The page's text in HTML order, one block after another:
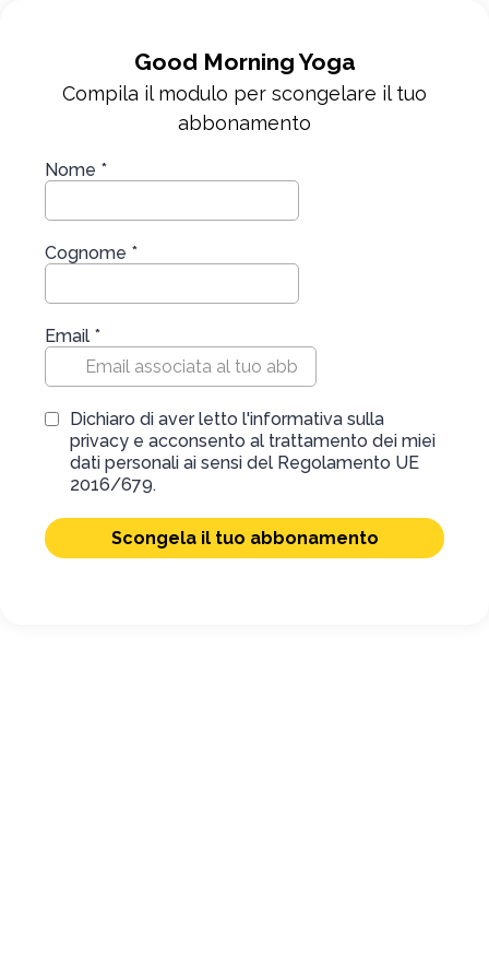
Good Morning Yoga
Compila il modulo per scongelare il tuo
abbonamento
Nome *
Cognome *
Email *
Dichiaro di aver letto l'informativa sulla
privacy e acconsento al trattamento dei miei
dati personali ai sensi del Regolamento UE
2016/679.
Scongela il tuo abbonamento